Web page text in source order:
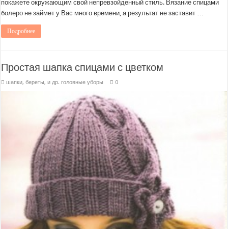
покажете окружающим свой непревзойденный стиль. Вязание спицами
болеро не займет у Вас много времени, а результат не заставит …
Подробнее
Простая шапка спицами с цветком
шапки, береты, и др. головные уборы 0